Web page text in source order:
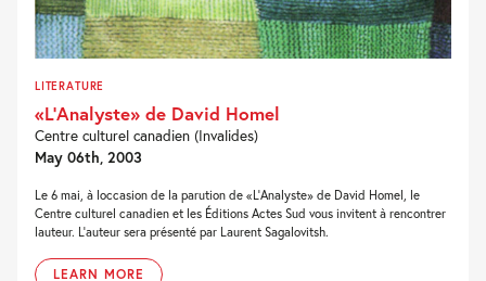
LITERATURE
«L’Analyste» de David Homel
Centre culturel canadien (Invalides)
May 06th, 2003
Le 6 mai, à loccasion de la parution de «L'Analyste» de David Homel, le
Centre culturel canadien et les Éditions Actes Sud vous invitent à rencontrer
lauteur. L'auteur sera présenté par Laurent Sagalovitsh.
LEARN MORE